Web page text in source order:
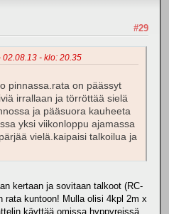
#29
- klo: 20.35
pinnassa.rata on päässyt
irrallaan ja törröttää sielä
ja pääsuora kauheeta
yksi viikonloppu ajamassa
vielä.kaipaisi talkoilua ja
kertaan ja sovitaan talkoot (RC-
rata kuntoon! Mulla olisi 4kpl 2m x
käyttää omissa hyppyreissä.